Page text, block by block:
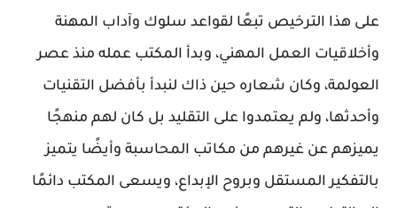
على هذا الترخيص تبعًا لقواعد سلوك وآداب المهنة
وأخلاقيات العمل المهني، وبدأ المكتب عمله منذ عصر
العولمة، وكان شعاره حين ذاك لنبدأ بأفضل التقنيات
وأحدثها، ولم يعتمدوا على التقليد بل كان لهم منهجًا
يميزهم عن غيرهم من مكاتب المحاسبة وأيضًا يتميز
بالتفكير المستقل وبروح الإبداع، ويسعى المكتب دائمًا